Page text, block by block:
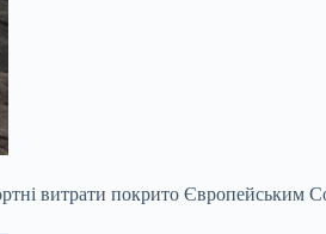
витрати покрито Європейським